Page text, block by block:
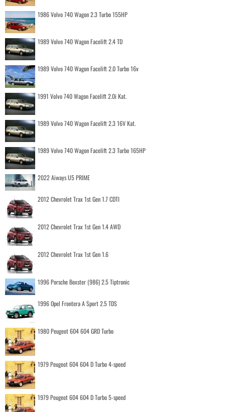
1986 Volvo 740 Wagon 2.3 Turbo 155HP
1989 Volvo 740 Wagon Facelift 2.4 TD
1989 Volvo 740 Wagon Facelift 2.0 Turbo 16v
1991 Volvo 740 Wagon Facelift 2.0i Kat.
1989 Volvo 740 Wagon Facelift 2.3 16V Kat.
1989 Volvo 740 Wagon Facelift 2.3 Turbo 165HP
2022 Aiways U5 PRIME
2012 Chevrolet Trax 1st Gen 1.7 CDTI
2012 Chevrolet Trax 1st Gen 1.4 AWD
2012 Chevrolet Trax 1st Gen 1.6
1996 Porsche Boxster (986) 2.5 Tiptronic
1996 Opel Frontera A Sport 2.5 TDS
1980 Peugeot 604 604 GRD Turbo
1979 Peugeot 604 604 D Turbo 4-speed
1979 Peugeot 604 604 D Turbo 5-speed